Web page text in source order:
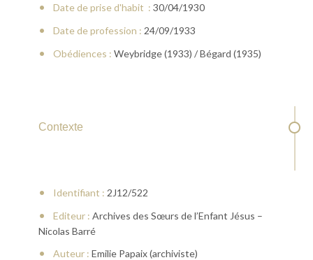
Date de prise d'habit : 30/04/1930
Date de profession : 24/09/1933
Obédiences : Weybridge (1933) / Bégard (1935)
Contexte
Identifiant : 2J12/522
Editeur : Archives des Sœurs de l’Enfant Jésus –
Nicolas Barré
Auteur : Emilie Papaix (archiviste)